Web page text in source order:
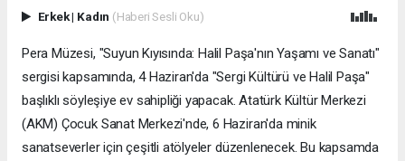
Erkek| Kadın (Haberi Sesli Oku)
Pera Müzesi, "Suyun Kıyısında: Halil Paşa'nın Yaşamı ve Sanatı"
sergisi kapsamında, 4 Haziran'da "Sergi Kültürü ve Halil Paşa"
başlıklı söyleşiye ev sahipliği yapacak. Atatürk Kültür Merkezi
(AKM) Çocuk Sanat Merkezi'nde, 6 Haziran'da minik
sanatseverler için çeşitli atölyeler düzenlenecek. Bu kapsamda